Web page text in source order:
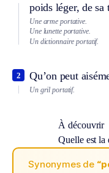
poids léger, de
Une arme portative.
Une lunette portative.
Un dictionnaire portatif.
Qu’on peut
2
Un gril portatif.
À découvrir
Quelle est
Synonymes de